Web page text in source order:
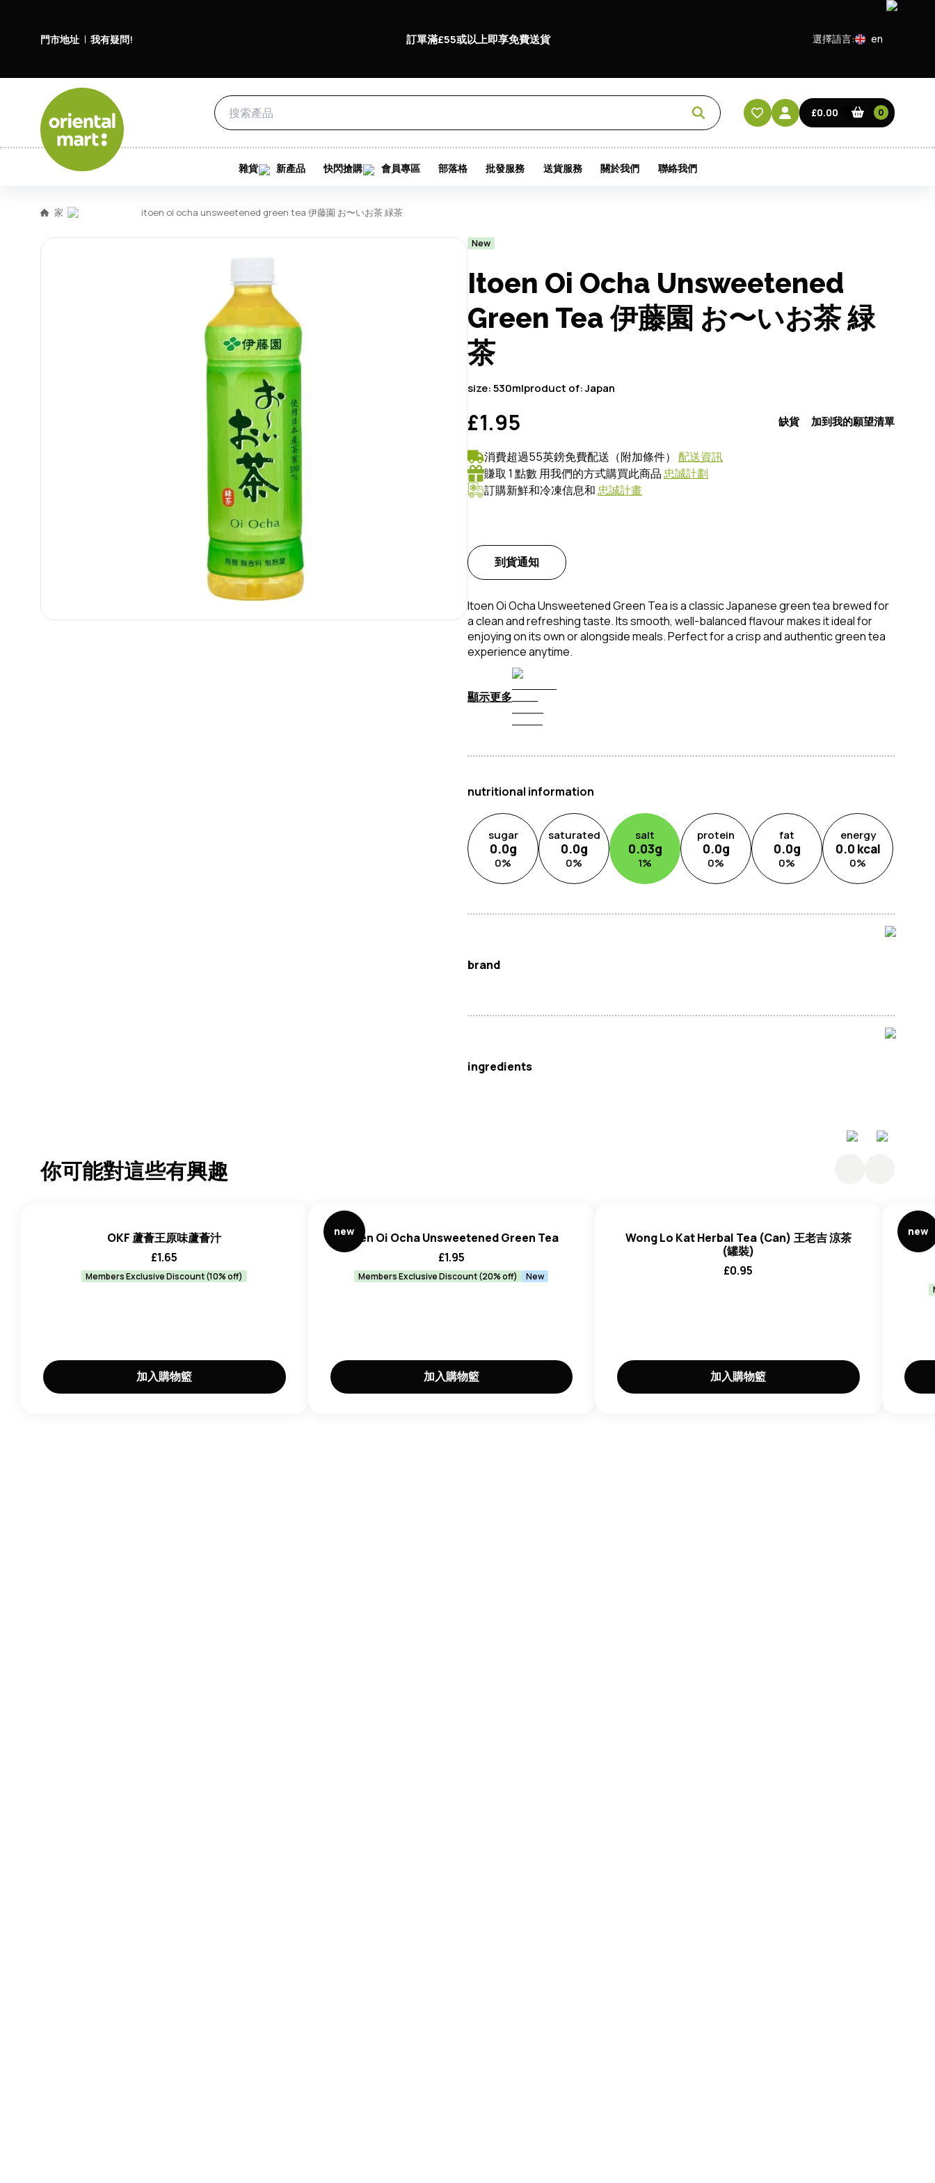
門市地址 我有疑問! 訂單滿£55或以上即享免費送貨 選擇語言: en
CN
£0.00 0
雜貨 新產品 快閃搶購 會員專區 部落格 批發服務 送貨服務 關於我們 聯絡我們
家 itoen oi ocha unsweetened green tea 伊藤園 お〜いお茶 緑茶
New
Itoen Oi Ocha Unsweetened
Green Tea 伊藤園 お〜いお茶 緑
茶
size:530mlproduct of:Japan
£1.95 缺貨 加到我的願望清單
消費超過55英鎊免費配送（附加條件） 配送資訊
賺取 1 點數 用我們的方式購買此商品忠誠計劃
訂購新鮮和冷凍信息和忠誠計畫
到貨通知
Itoen Oi Ocha Unsweetened Green Tea is a classic Japanese green tea brewed for
a clean and refreshing taste. Its smooth, well-balanced flavour makes it ideal for
enjoying on its own or alongside meals. Perfect for a crisp and authentic green tea
experience anytime.
顯示更多
nutritional information
sugar
0.0g
0%
saturated
0.0g
0%
salt
0.03g
1%
protein
0.0g
0%
fat
0.0g
0%
energy
0.0 kcal
0%
brand
ingredients
你可能對這些有興趣
OKF 蘆薈王原味蘆薈汁
£1.65
Members Exclusive Discount (10% off)
加入購物籃
newItoen Oi Ocha Unsweetened Green Tea
£1.95
Members Exclusive Discount (20% off) New
加入購物籃
Wong Lo Kat Herbal Tea (Can) 王老吉 涼茶
(罐裝)
£0.95
加入購物籃
new